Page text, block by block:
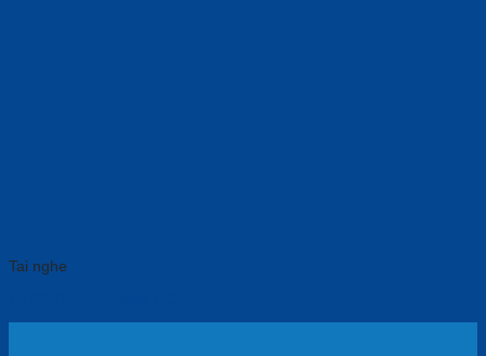
Tai nghe